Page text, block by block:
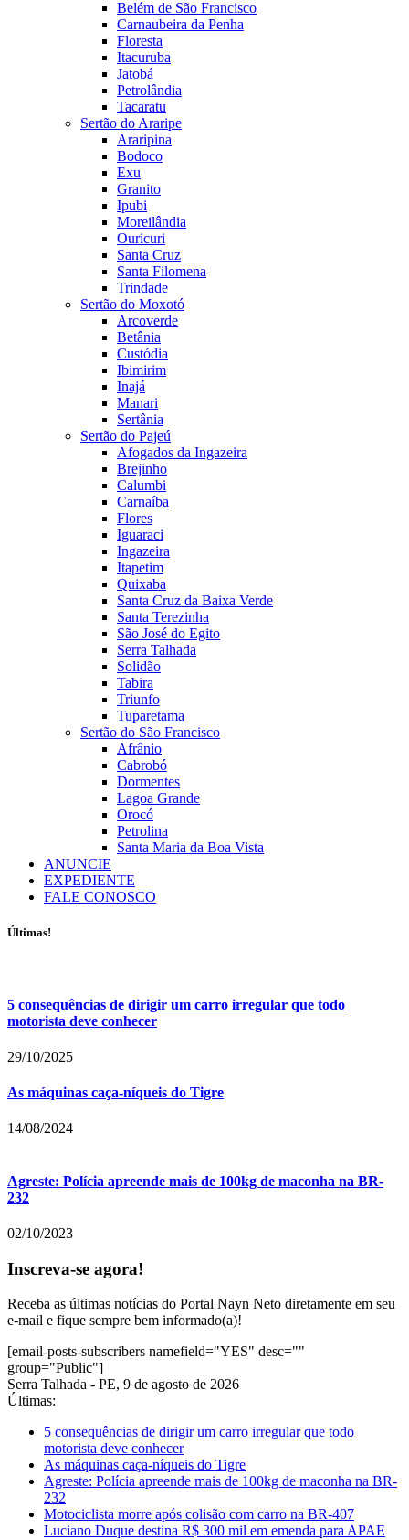
Belém de São Francisco
Carnaubeira da Penha
Floresta
Itacuruba
Jatobá
Petrolândia
Tacaratu
Sertão do Araripe
Araripina
Bodoco
Exu
Granito
Ipubi
Moreilândia
Ouricuri
Santa Cruz
Santa Filomena
Trindade
Sertão do Moxotó
Arcoverde
Betânia
Custódia
Ibimirim
Inajá
Manari
Sertânia
Sertão do Pajeú
Afogados da Ingazeira
Brejinho
Calumbi
Carnaíba
Flores
Iguaraci
Ingazeira
Itapetim
Quixaba
Santa Cruz da Baixa Verde
Santa Terezinha
São José do Egito
Serra Talhada
Solidão
Tabira
Triunfo
Tuparetama
Sertão do São Francisco
Afrânio
Cabrobó
Dormentes
Lagoa Grande
Orocó
Petrolina
Santa Maria da Boa Vista
ANUNCIE
EXPEDIENTE
FALE CONOSCO
Últimas!
5 consequências de dirigir um carro irregular que todo
motorista deve conhecer
29/10/2025
As máquinas caça-níqueis do Tigre
14/08/2024
Agreste: Polícia apreende mais de 100kg de maconha na BR-
232
02/10/2023
Inscreva-se agora!
Receba as últimas notícias do Portal Nayn Neto diretamente em seu
e-mail e fique sempre bem informado(a)!
[email-posts-subscribers namefield="YES" desc=""
group="Public"]
Serra Talhada - PE, 9 de agosto de 2026
Últimas:
5 consequências de dirigir um carro irregular que todo
motorista deve conhecer
As máquinas caça-níqueis do Tigre
Agreste: Polícia apreende mais de 100kg de maconha na BR-
232
Motociclista morre após colisão com carro na BR-407
Luciano Duque destina R$ 300 mil em emenda para APAE